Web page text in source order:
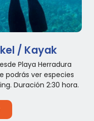
/ Kayak
Playa Herradura
podrás ver especies
Duración 2:30 hora.